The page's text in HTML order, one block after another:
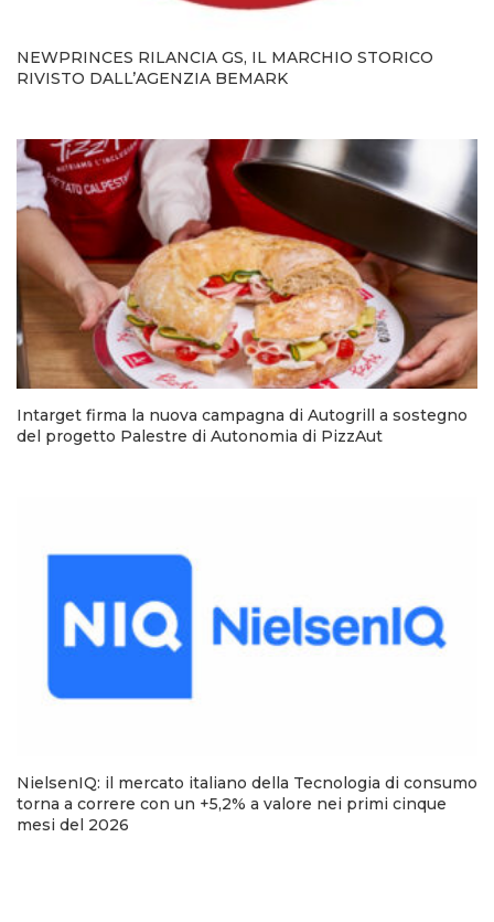
NEWPRINCES RILANCIA GS, IL MARCHIO STORICO
RIVISTO DALL’AGENZIA BEMARK
Intarget firma la nuova campagna di Autogrill a sostegno
del progetto Palestre di Autonomia di PizzAut
NielsenIQ: il mercato italiano della Tecnologia di consumo
torna a correre con un +5,2% a valore nei primi cinque
mesi del 2026